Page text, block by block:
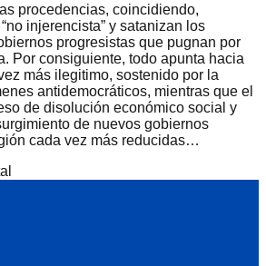
procedencias, coincidiendo,
injerencista” y satanizan los
progresistas que pugnan por
Por consiguiente, todo apunta hacia
más ilegitimo, sostenido por la
antidemocráticos, mientras que el
de disolución económico social y
de nuevos gobiernos
cada vez más reducidas…